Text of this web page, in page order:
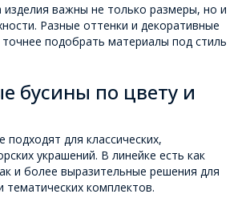
изделия важны не только размеры, но и
Разные оттенки и декоративные
подобрать материалы под стиль
бусины по цвету и
для классических,
украшений. В линейке есть как
и более выразительные решения для
тематических комплектов.